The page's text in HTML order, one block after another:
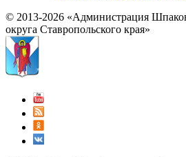
© 2013-2026 «Администрация
округа Ставропольского края»